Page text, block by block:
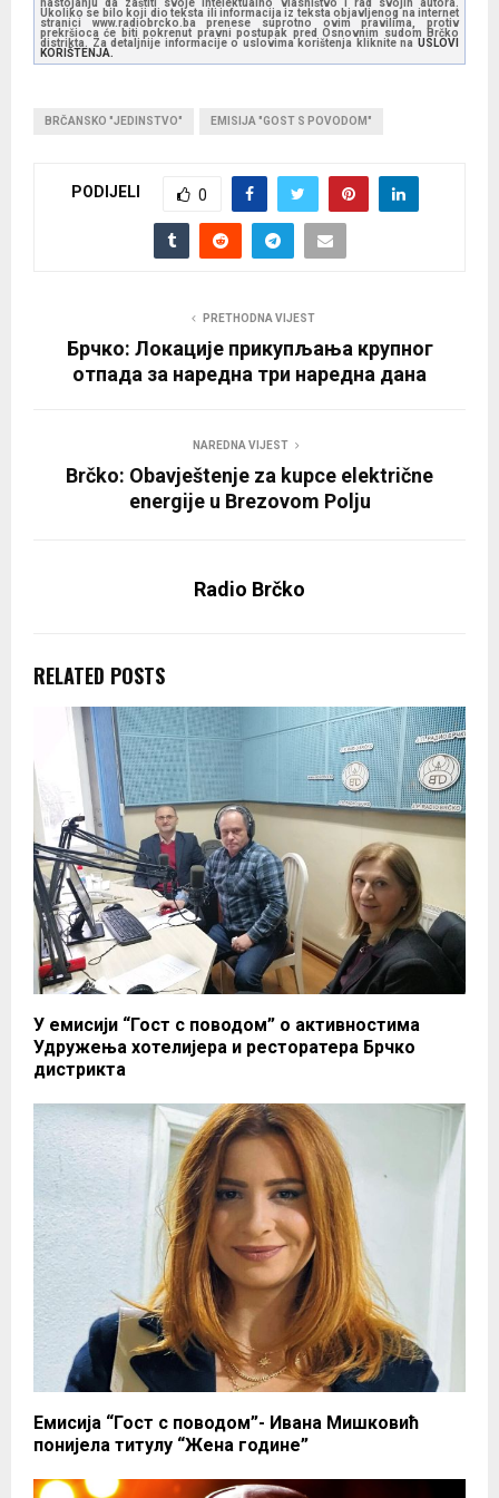
a
nastojanju da zaštiti svoje intelektualno vlasništvo i rad svojih autora.
Ukoliko se bilo koji dio teksta ili informacija iz teksta objavljenog na internet
stranici www.radiobrcko.ba prenese suprotno ovim pravilima, protiv
prekršioca će biti pokrenut pravni postupak pred Osnovnim sudom Brčko
distrikta. Za detaljnije informacije o uslovima korištenja kliknite na USLOVI
KORIŠTENJA.
BRČANSKO "JEDINSTVO" EMISIJA "GOST S POVODOM"
PODIJELI 0
PRETHODNA VIJEST
Брчко: Локације прикупљања крупног
отпада за наредна три наредна дана
NAREDNA VIJEST
Brčko: Obavještenje za kupce električne
energije u Brezovom Polju
Radio Brčko
RELATED POSTS
У емисији “Гост с поводом” о активностима
Удружењa хотелијера и ресторатера Брчко
дистрикта
Емисија “Гост с поводом”- Ивана Мишковић
понијела титулу “Жена године”